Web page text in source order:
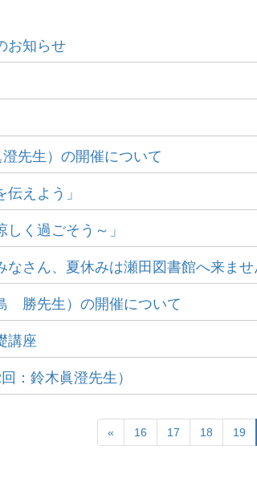
お知らせ
先生）の開催について
えよう」
く過ごそう～」
なさん、夏休みは瀬田図書館へ来ませ
勝先生）の開催について
講座
：鈴木眞澄先生）
« 16 17 18 19